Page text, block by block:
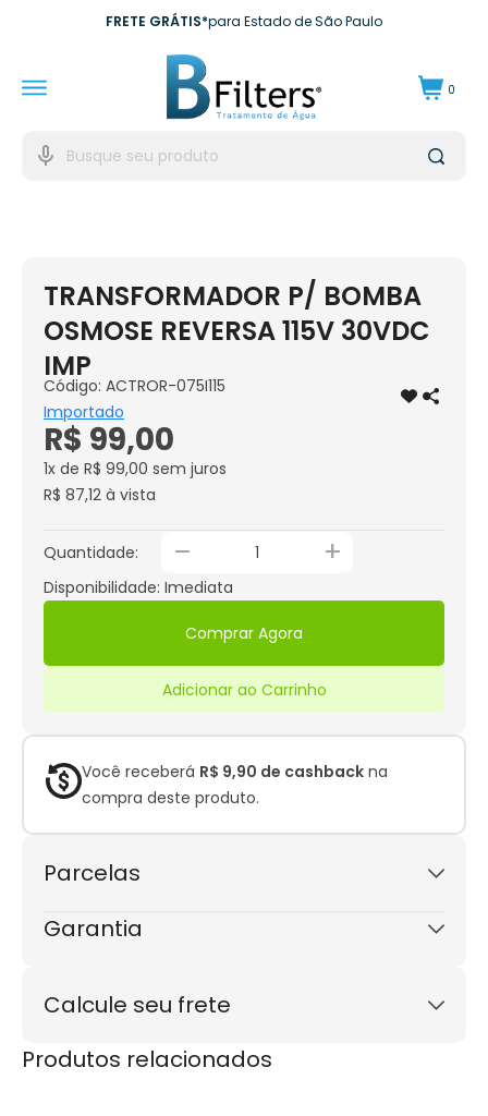
FRETE GRÁTIS*para Estado de São Paulo
10X SEM JUROS*
10% DE CASHBACKPara próxima compra
EXCLUSIVO EMPRESAS*
0
TRANSFORMADOR P/ BOMBA
OSMOSE REVERSA 115V 30VDC
IMP
Código: ACTROR-075I115
Importado
R$ 99,00
1x de R$ 99,00 sem juros
R$ 87,12 à vista
Quantidade: _ +
Disponibilidade: Imediata
Comprar Agora
Adicionar ao Carrinho
Você receberá R$ 9,90 de cashback na
compra deste produto.
Parcelas
Garantia
Calcule seu frete
Produtos relacionados